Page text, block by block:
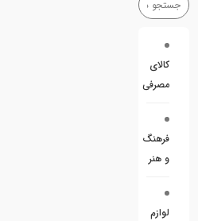
کالای
مصرفی
فرهنگ
و هنر
لوازم